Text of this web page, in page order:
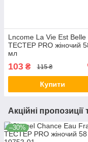
Lncome La Vie Est Belle
ТЕСТЕР PRO жіночий
мл
103 ₴ 115 ₴
Купити
Акційні пропозиції
–30%